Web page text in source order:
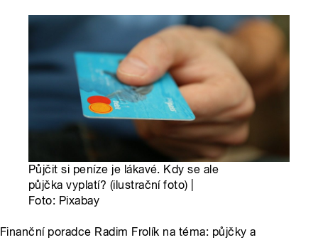
Půjčit si peníze je lákavé. Kdy se ale
půjčka vyplatí? (ilustrační foto) |
Foto: Pixabay
Finanční poradce Radim Frolík na téma: půjčky a